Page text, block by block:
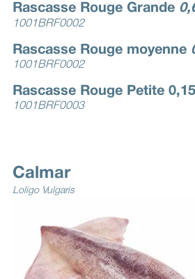
Rascasse Rouge Grande
1001BRF0002
Rascasse Rouge moyenne
1001BRF0002
Rascasse Rouge Petite
1001BRF0003
Calmar
Loligo Vulgaris